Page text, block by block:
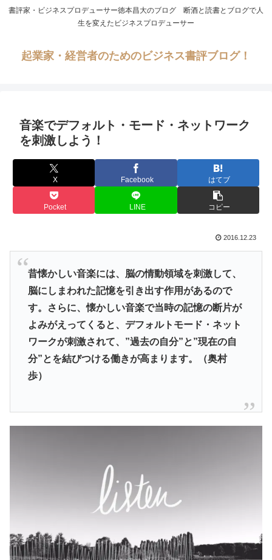
書評家・ビジネスプロデューサー徳本昌大のブログ 断酒と読書とブログで人
生を変えたビジネスプロデューサー
起業家・経営者のためのビジネス書評ブログ！
音楽でデフォルト・モード・ネットワーク
を刺激しよう！
X Facebook はてブ
Pocket LINE コピー
2016.12.23
昔懐かしい音楽には、脳の情動領域を刺激して、
脳にしまわれた記憶を引き出す作用があるので
す。さらに、懐かしい音楽で当時の記憶の断片が
よみがえってくると、デフォルトモード・ネット
ワークが刺激されて、”過去の自分”と”現在の自
分”とを結びつける働きが高まります。（奥村
歩）